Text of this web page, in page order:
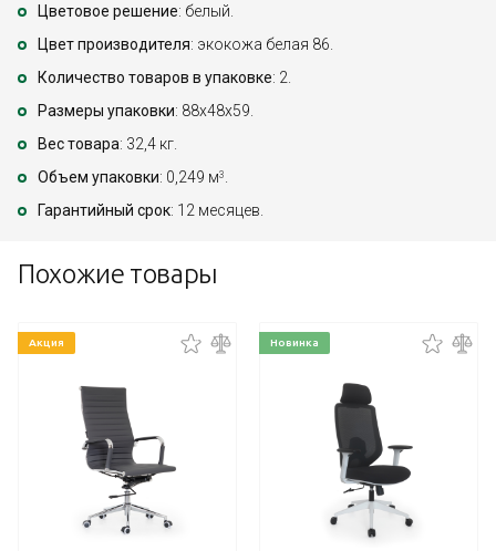
Цветовое решение: белый.
Цвет производителя: экокожа белая 86.
Количество товаров в упаковке: 2.
Размеры упаковки: 88x48x59.
Вес товара: 32,4 кг.
Объем упаковки: 0,249 м3
Гарантийный срок: 12 месяцев.
Похожие товары
Акция Новинка